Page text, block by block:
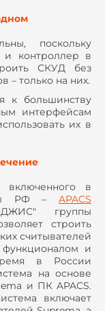
поскольку
и контроллер в
СКУД без
– только на них.
к большинству
интерфейсам
их в
включенного в
РФ – APACS
группы
строить
считывателей
и
в России
на основе
и ПК APACS.
включает